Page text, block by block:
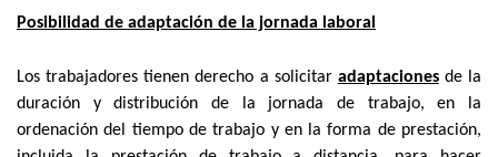
Posibilidad de adaptación de la jornada laboral
Los trabajadores tienen derecho a solicitar adaptacionesde la
duración y distribución de la jornada de trabajo, en la
ordenación del tiempo de trabajo y en la forma de prestación,